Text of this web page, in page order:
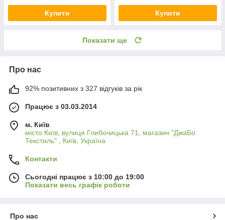
Купити Купити
Показати ще
Про нас
92% позитивних з 327 відгуків за рік
Працює з 03.03.2014
м. Київ
місто Київ, вулиця Глибочицька 71, магазин "ДжаБо
Текстиль" , Київ, Україна
Контакти
Сьогодні працює з 10:00 до 19:00
Показати весь графік роботи
Про нас